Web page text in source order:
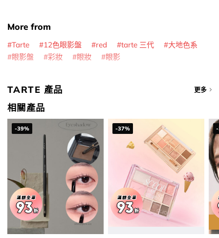
More from
Tarte 12色眼影盤 red tarte 三代
大地色系
眼影盤
彩妝 眼妝 眼影
TARTE 產品 更多
相關產品
-39% -37%